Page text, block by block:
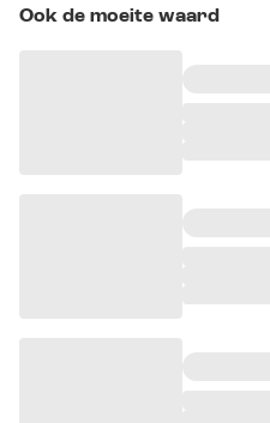
Ook de moeite waard